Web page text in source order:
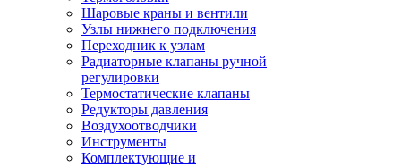
Шаровые краны и вентили
Узлы нижнего подключения
Переходник к узлам
Радиаторные клапаны ручной
регулировки
Термостатические клапаны
Редукторы давления
Воздухоотводчики
Инструменты
Комплектующие и